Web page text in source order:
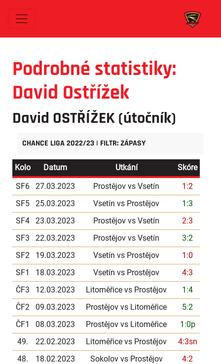
Podrobné statistiky:
David Ostřížek
David OSTŘÍŽEK(útočník)
CHANCE LIGA 2022/23 | FILTR: ZÁPASY
Kolo Datum Utkání
Skóre
SF6
27.03.2023 Prostějov vs Vsetín
1:2
SF5
25.03.2023 Vsetín vs Prostějov
1:3
SF4
23.03.2023 Prostějov vs Vsetín
2:3
SF3
22.03.2023 Prostějov vs Vsetín
3:2
SF2
19.03.2023 Vsetín vs Prostějov
1:0
SF1
18.03.2023 Vsetín vs Prostějov
4:3
ČF3
12.03.2023 Litoměřice vs Prostějov
1:4
ČF2
09.03.2023 Prostějov vs Litoměřice
5:2
ČF1
08.03.2023 Prostějov vs Litoměřice
1:0p
49.
22.02.2023 Litoměřice vs Prostějov
4:3sn
48.
18.02.2023 Sokolov vs Prostějov
4:2